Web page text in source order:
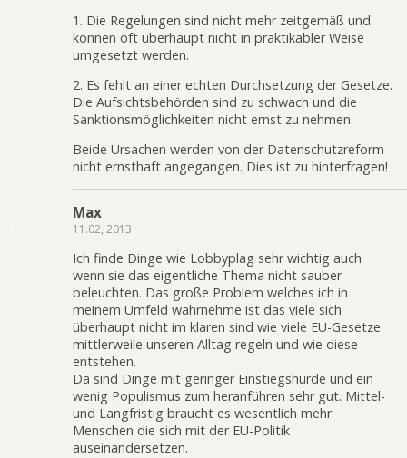
1. Die Regelungen sind nicht mehr zeitgemäß und
können oft überhaupt nicht in praktikabler Weise
umgesetzt werden.
2. Es fehlt an einer echten Durchsetzung der Gesetze.
Die Aufsichtsbehörden sind zu schwach und die
Sanktionsmöglichkeiten nicht ernst zu nehmen.
Beide Ursachen werden von der Datenschutzreform
nicht ernsthaft angegangen. Dies ist zu hinterfragen!
Max
11.02, 2013
Ich finde Dinge wie Lobbyplag sehr wichtig auch
wenn sie das eigentliche Thema nicht sauber
beleuchten. Das große Problem welches ich in
meinem Umfeld wahrnehme ist das viele sich
überhaupt nicht im klaren sind wie viele EU-Gesetze
mittlerweile unseren Alltag regeln und wie diese
entstehen.
Da sind Dinge mit geringer Einstiegshürde und ein
wenig Populismus zum heranführen sehr gut. Mittel-
und Langfristig braucht es wesentlich mehr
Menschen die sich mit der EU-Politik
auseinandersetzen.